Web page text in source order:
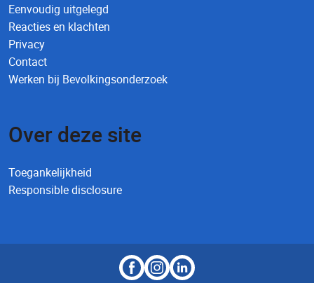
Eenvoudig uitgelegd
Reacties en klachten
Privacy
Contact
Werken bij Bevolkingsonderzoek
Over deze site
Toegankelijkheid
Responsible disclosure